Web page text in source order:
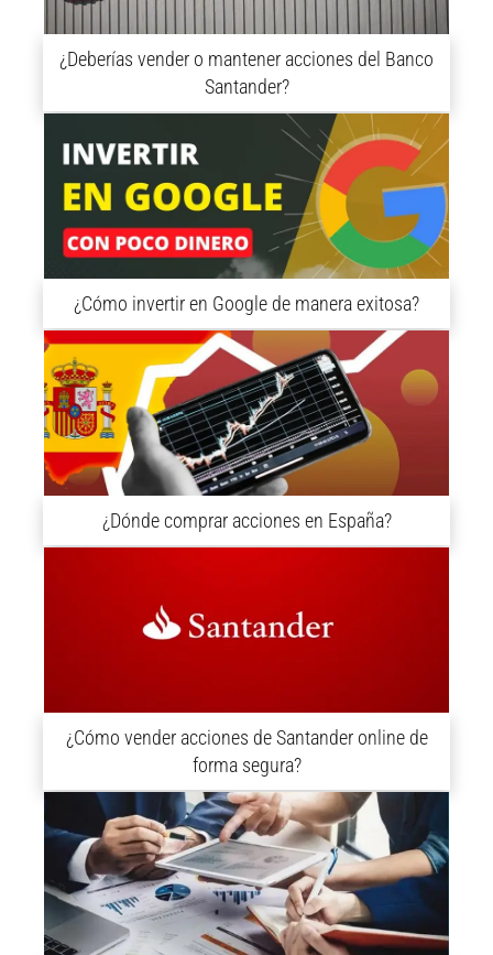
¿Deberías vender o mantener acciones del Banco
Santander?
¿Cómo invertir en Google de manera exitosa?
¿Dónde comprar acciones en España?
¿Cómo vender acciones de Santander online de
forma segura?